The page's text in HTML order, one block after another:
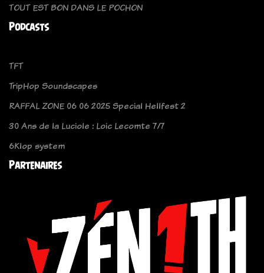
TOUT EST BON DANS LE POCHON
Podcasts
TFT
TripHop Soundscapes
RAFFAL ZONE 06 06 2025 Special Hellfest 2
30 Ans de la Luciole : Loic Lecomte 7/7
6Klop system
Partenaires